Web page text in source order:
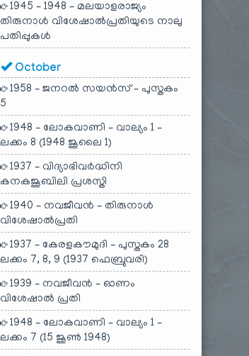
1945 – 1948 – മലയാളരാജ്യം
തിരുനാൾ വിശേഷാൽപ്രതിയുടെ നാലു
പതിപ്പുകൾ
October
1958 – ജനറൽ സയൻസ് – പുസ്തകം
5
1948 – ലോകവാണി – വാല്യം 1 –
ലക്കം 8 (1948 ജൂലൈ 1)
1937 – വിദ്യാഭിവർദ്ധിനി
കനകജൂബിലി പ്രശസ്തി
1940 – നവജീവൻ – തിരുനാൾ
വിശേഷാൽപ്രതി
1937 – കേരളകൗമുദി – പുസ്തകം 28
ലക്കം 7, 8, 9 (1937 ഫെബ്രുവരി)
1939 – നവജീവൻ – ഓണം
വിശേഷാൽ പ്രതി
1948 – ലോകവാണി – വാല്യം 1 –
ലക്കം 7 (15 ജൂൺ 1948)